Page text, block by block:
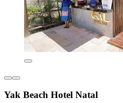
Yak Beach Hotel Natal